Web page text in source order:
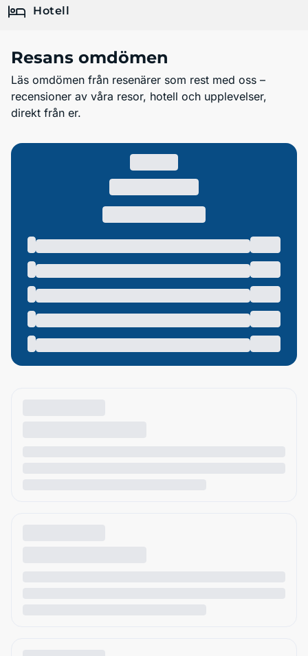
Hotell
Resans omdömen
Läs omdömen från resenärer som rest med oss –
recensioner av våra resor, hotell och upplevelser,
direkt från er.